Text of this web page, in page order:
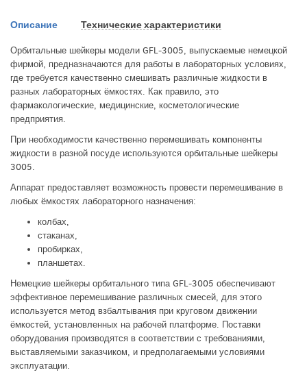
Описание Технические характеристики
Орбитальные шейкеры модели GFL-3005, выпускаемые немецкой
фирмой, предназначаются для работы в лабораторных условиях,
где требуется качественно смешивать различные жидкости в
разных лабораторных ёмкостях. Как правило, это
фармакологические, медицинские, косметологические
предприятия.
При необходимости качественно перемешивать компоненты
жидкости в разной посуде используются орбитальные шейкеры
3005.
Аппарат предоставляет возможность провести перемешивание в
любых ёмкостях лабораторного назначения:
колбах,
стаканах,
пробирках,
планшетах.
Немецкие шейкеры орбитального типа GFL-3005 обеспечивают
эффективное перемешивание различных смесей, для этого
используется метод взбалтывания при круговом движении
ёмкостей, установленных на рабочей платформе. Поставки
оборудования производятся в соответствии с требованиями,
выставляемыми заказчиком, и предполагаемыми условиями
эксплуатации.